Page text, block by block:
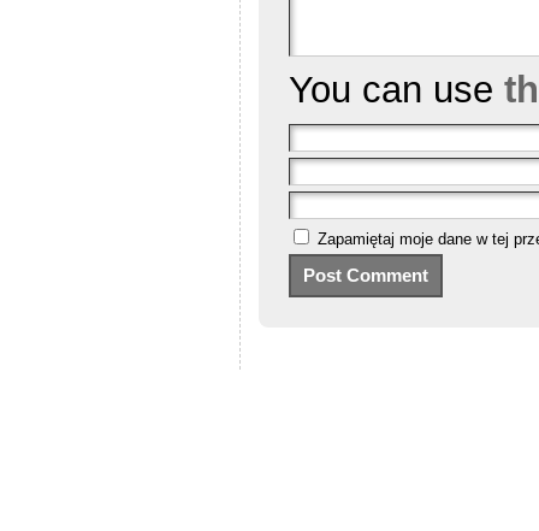
You can use
Zapamiętaj moje dane w tej